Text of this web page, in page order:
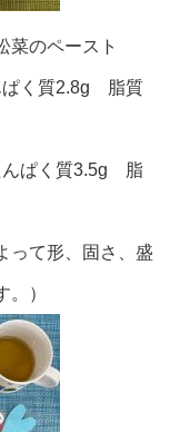
のペースト
ぱく質2.8g 脂質
んぱく質3.5g 脂
って形、固さ、盛
）